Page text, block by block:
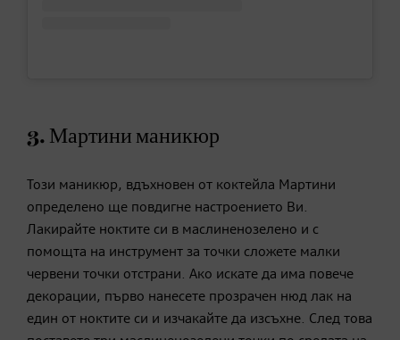
3. Мартини маникюр
Този маникюр, вдъхновен от коктейла Мартини
определено ще повдигне настроението Ви.
Лакирайте ноктите си в маслиненозелено и с
помощта на инструмент за точки сложете малки
червени точки отстрани. Ако искате да има повече
декорации, първо нанесете прозрачен нюд лак на
един от ноктите си и изчакайте да изсъхне. След това